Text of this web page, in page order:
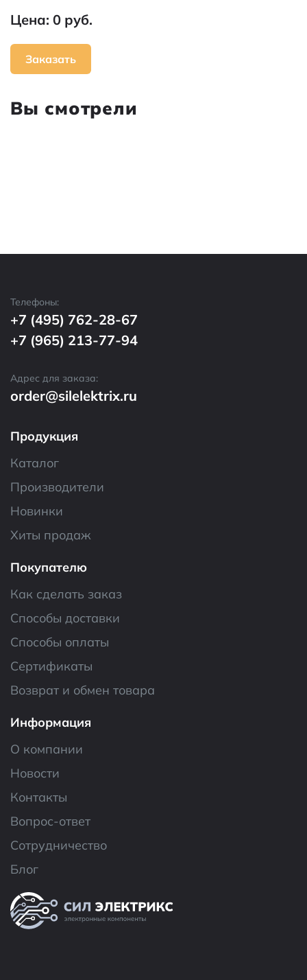
Цена: 0 руб.
Заказать
Вы смотрели
Телефоны:
+7 (495) 762-28-67
+7 (965) 213-77-94
Адрес для заказа:
order@silelektrix.ru
Продукция
Каталог
Производители
Новинки
Хиты продаж
Покупателю
Как сделать заказ
Способы доставки
Способы оплаты
Сертификаты
Возврат и обмен товара
Информация
О компании
Новости
Контакты
Вопрос-ответ
Сотрудничество
Блог